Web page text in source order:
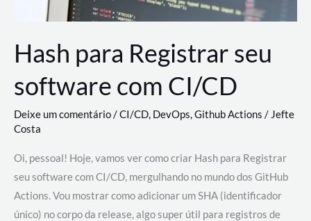
Hash para Registrar seu
software com CI/CD
Deixe um comentário/CI/CD, DevOps,Github Actions /Jefte
Costa
Oi, pessoal! Hoje, vamos ver como criar Hash para Registrar
seu software com CI/CD, mergulhando no mundo dos GitHub
Actions. Vou mostrar como adicionar um SHA (identificador
único) no corpo da release, algo super útil para registros de